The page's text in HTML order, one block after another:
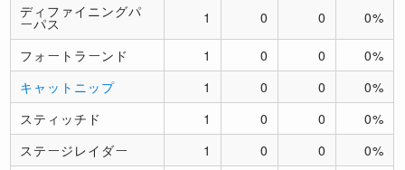
ディファイニングパ
ーパス 1 0 0 0%
フォートラーンド 1 0 0
0%
キャットニップ
1 0 0
0%
スティッチド
1 0 0
0%
ステージレイダー
1 0 0
0%